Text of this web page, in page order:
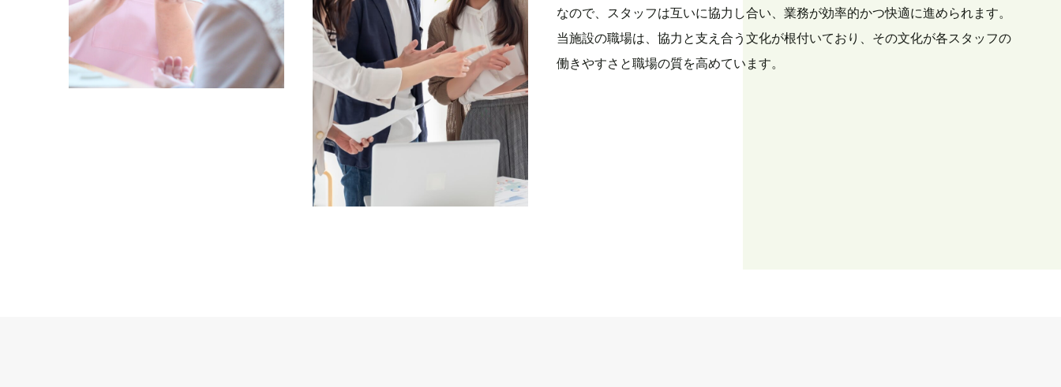
なので、スタッフは互いに協力し合い、業務が効率的かつ快適に進められます。
当施設の職場は、協力と支え合う文化が根付いており、その文化が各スタッフの
働きやすさと職場の質を高めています。